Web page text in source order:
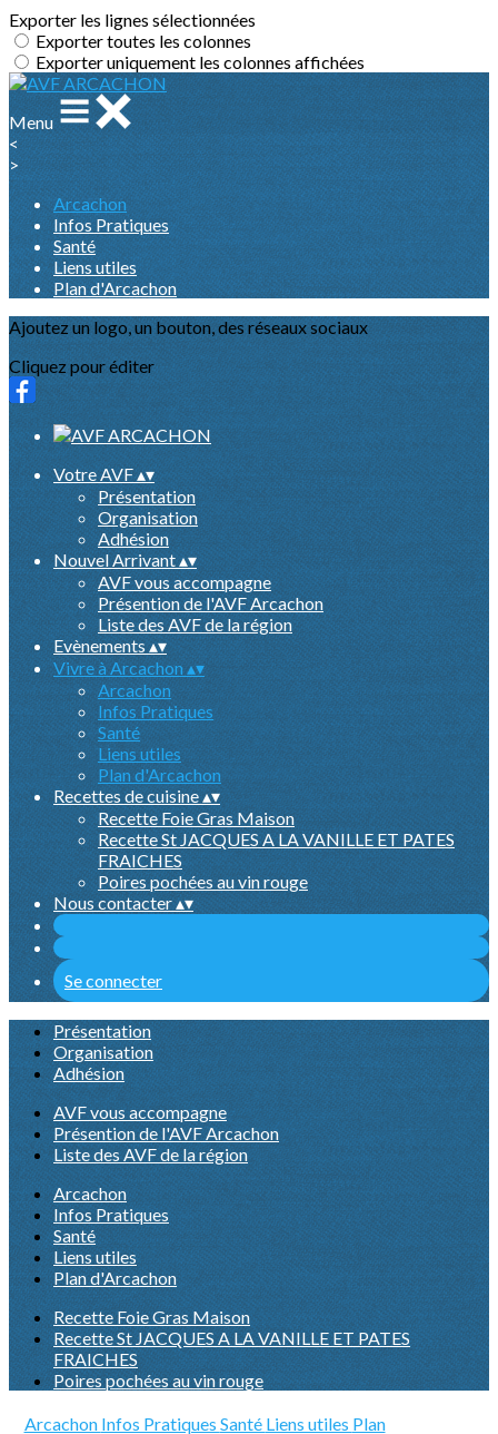
Exporter les lignes sélectionnées
Exporter toutes les colonnes
Exporter uniquement les colonnes affichées
Menu
<
>
Arcachon
Infos Pratiques
Santé
Liens utiles
Plan d'Arcachon
Ajoutez un logo, un bouton, des réseaux sociaux
Cliquez pour éditer
Votre AVF▴▾
Présentation
Organisation
Adhésion
Nouvel Arrivant▴▾
AVF vous accompagne
Présention de l'AVF Arcachon
Liste des AVF de la région
Evènements▴▾
Vivre à Arcachon▴▾
Arcachon
Infos Pratiques
Santé
Liens utiles
Plan d'Arcachon
Recettes de cuisine▴▾
Recette Foie Gras Maison
Recette St JACQUES A LA VANILLE ET PATES
FRAICHES
Poires pochées au vin rouge
Nous contacter▴▾
Se connecter
Présentation
Organisation
Adhésion
AVF vous accompagne
Présention de l'AVF Arcachon
Liste des AVF de la région
Arcachon
Infos Pratiques
Santé
Liens utiles
Plan d'Arcachon
Recette Foie Gras Maison
Recette St JACQUES A LA VANILLE ET PATES
FRAICHES
Poires pochées au vin rouge
Arcachon Infos Pratiques Santé Liens utiles Plan